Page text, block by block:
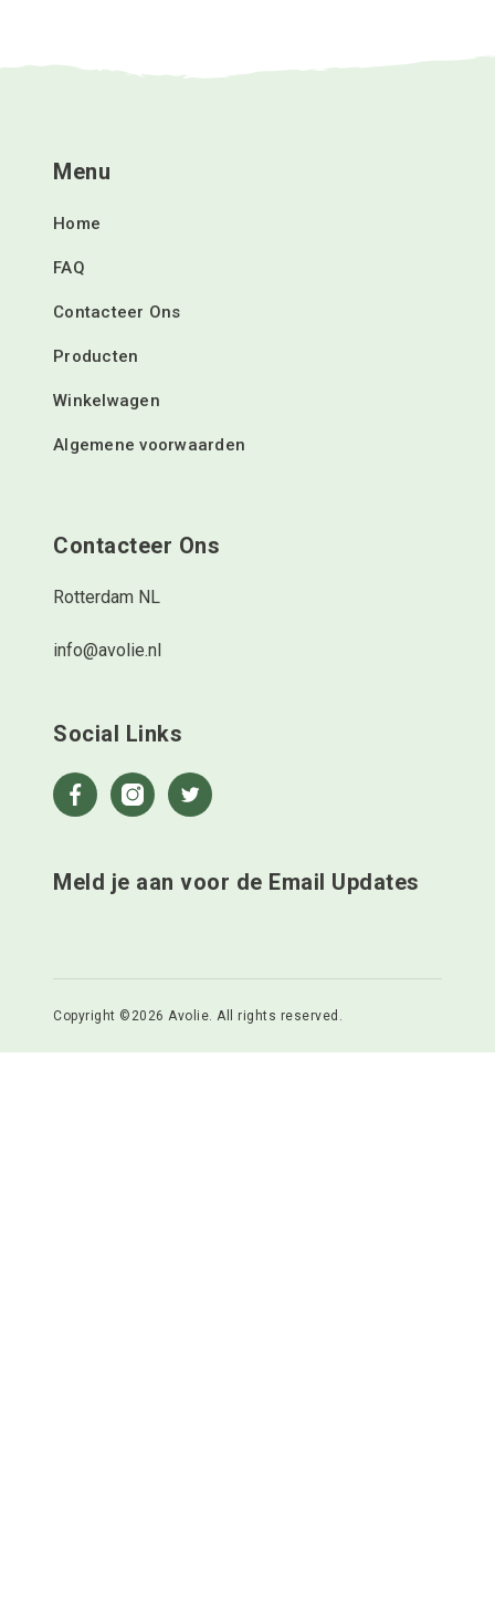
Menu
Home
FAQ
Contacteer Ons
Producten
Winkelwagen
Algemene voorwaarden
Contacteer Ons
Rotterdam NL
info@avolie.nl
Social Links
Meld je aan voor de Email Updates
Copyright ©2026 Avolie. All rights reserved.